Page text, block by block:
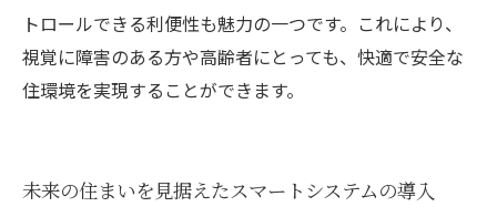
トロールできる利便性も魅力の一つです。これにより、
視覚に障害のある方や高齢者にとっても、快適で安全な
住環境を実現することができます。
未来の住まいを見据えたスマートシステムの導入